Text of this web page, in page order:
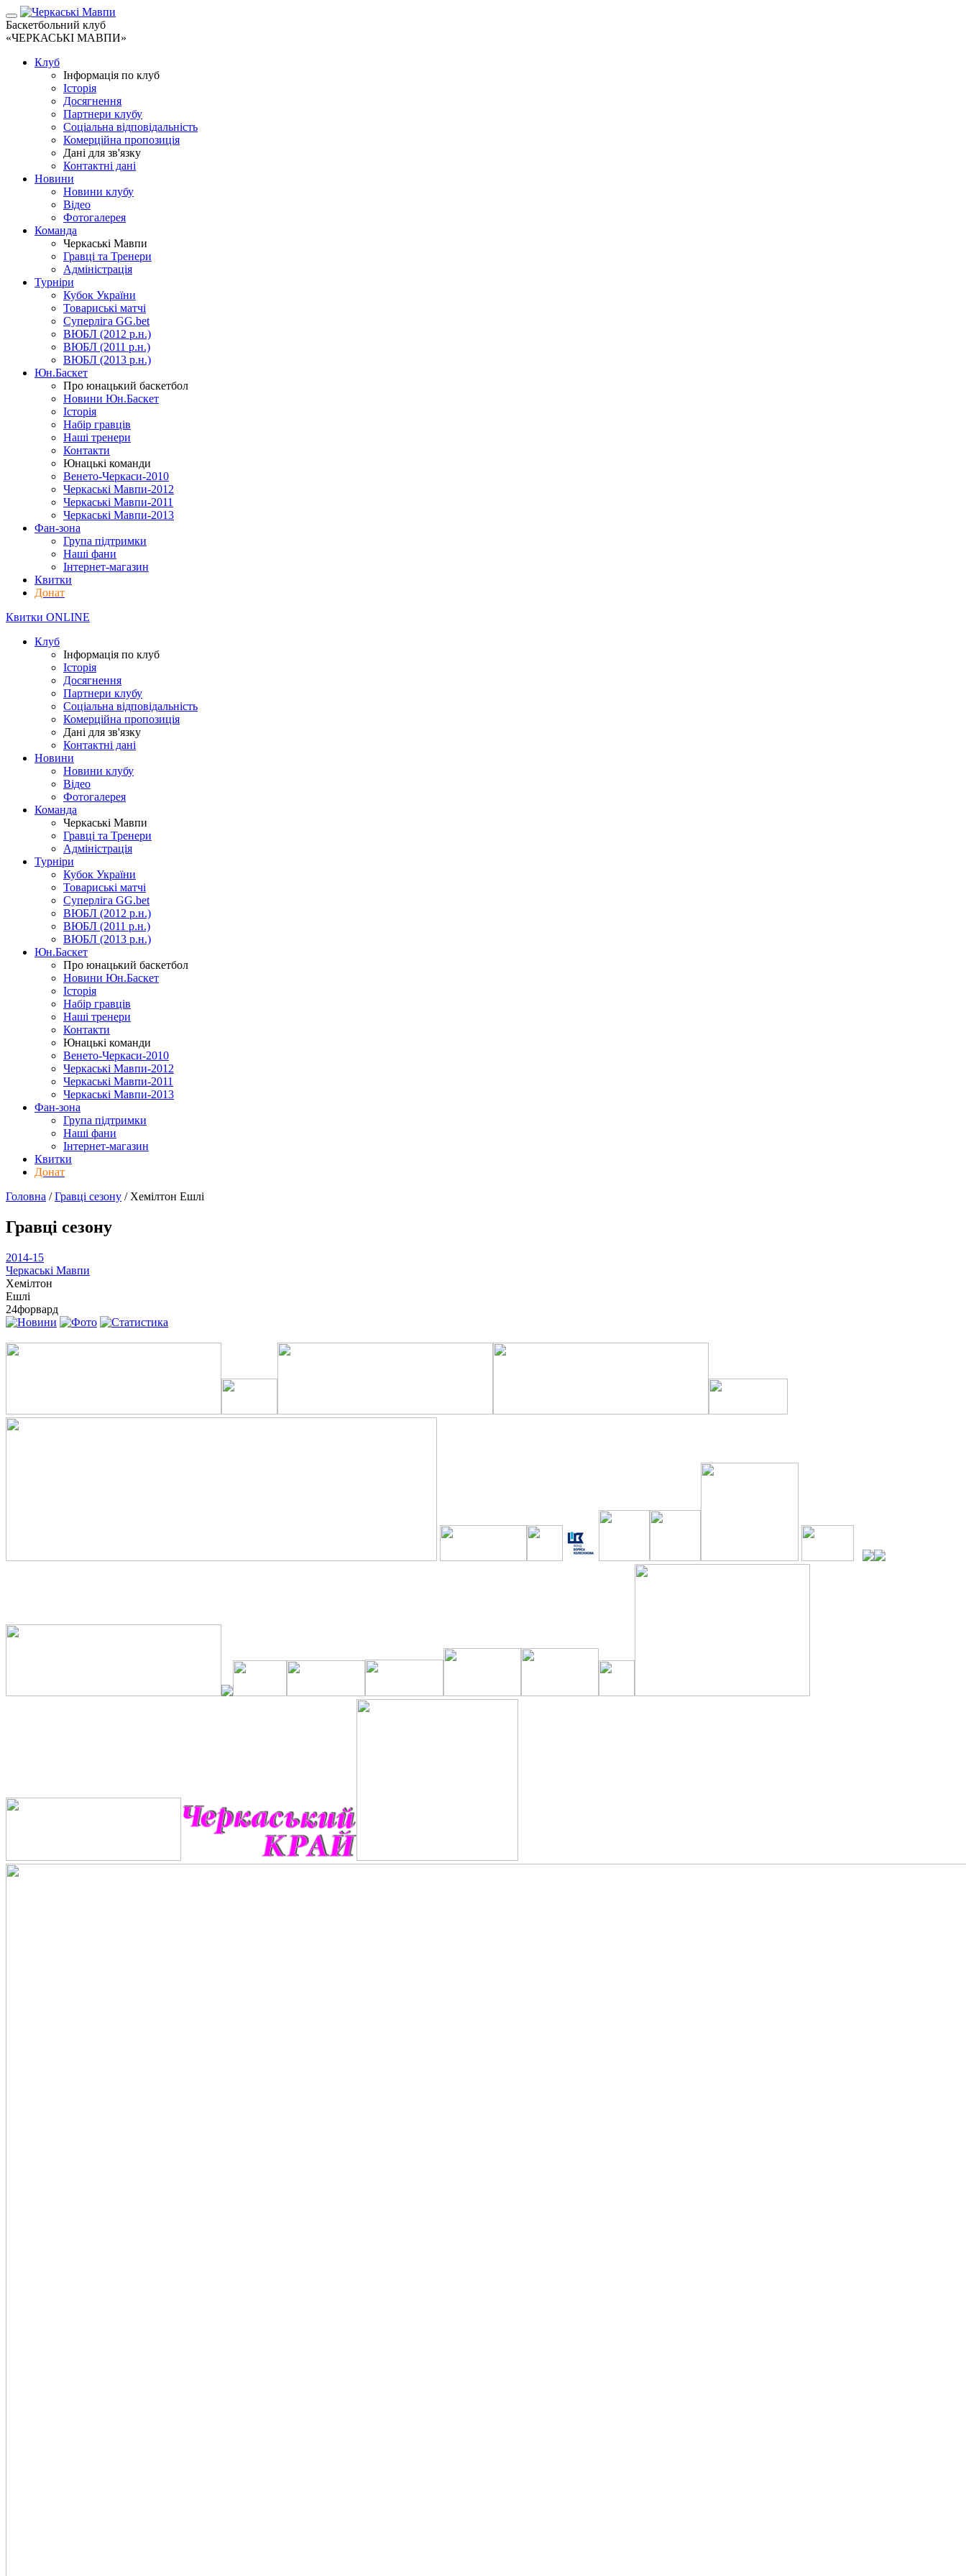
Баскетбольний клуб
«ЧЕРКАСЬКІ МАВПИ»
Клуб
Інформація по клуб
Історія
Досягнення
Партнери клубу
Соціальна відповідальність
Комерційна пропозиція
Дані для зв'язку
Контактні дані
Новини
Новини клубу
Відео
Фотогалерея
Команда
Черкаські Мавпи
Гравці та Тренери
Адміністрація
Турніри
Кубок України
Товариські матчі
Суперліга GG.bet
ВЮБЛ (2012 р.н.)
ВЮБЛ (2011 р.н.)
ВЮБЛ (2013 р.н.)
Юн.Баскет
Про юнацький баскетбол
Новини Юн.Баскет
Історія
Набір гравців
Наші тренери
Контакти
Юнацькі команди
Венето-Черкаси-2010
Черкаські Мавпи-2012
Черкаські Мавпи-2011
Черкаські Мавпи-2013
Фан-зона
Група підтримки
Наші фани
Інтернет-магазин
Квитки
Донат
Квитки ONLINE
Клуб
Інформація по клуб
Історія
Досягнення
Партнери клубу
Соціальна відповідальність
Комерційна пропозиція
Дані для зв'язку
Контактні дані
Новини
Новини клубу
Відео
Фотогалерея
Команда
Черкаські Мавпи
Гравці та Тренери
Адміністрація
Турніри
Кубок України
Товариські матчі
Суперліга GG.bet
ВЮБЛ (2012 р.н.)
ВЮБЛ (2011 р.н.)
ВЮБЛ (2013 р.н.)
Юн.Баскет
Про юнацький баскетбол
Новини Юн.Баскет
Історія
Набір гравців
Наші тренери
Контакти
Юнацькі команди
Венето-Черкаси-2010
Черкаські Мавпи-2012
Черкаські Мавпи-2011
Черкаські Мавпи-2013
Фан-зона
Група підтримки
Наші фани
Інтернет-магазин
Квитки
Донат
Головна /Гравці сезону / Хемілтон Ешлі
Гравці сезону
2014-15
Черкаські Мавпи
Хемілтон
Ешлі
24форвард